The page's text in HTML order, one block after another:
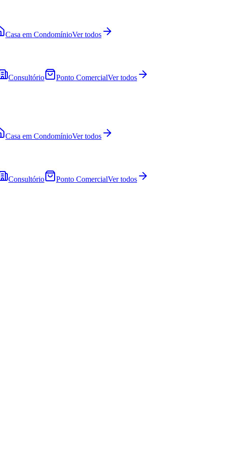
Casa em CondomínioVer todos
Consultório Ponto ComercialVer todos
Casa em CondomínioVer todos
Consultório Ponto ComercialVer todos